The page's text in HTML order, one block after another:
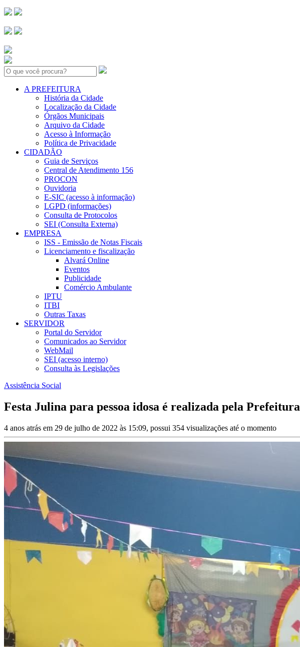
Search:
A PREFEITURA
História da Cidade
Localização da Cidade
Órgãos Municipais
Arquivo da Cidade
Acesso à Informação
Política de Privacidade
CIDADÃO
Guia de Serviços
Central de Atendimento 156
PROCON
Ouvidoria
E-SIC (acesso à informação)
LGPD (informações)
Consulta de Protocolos
SEI (Consulta Externa)
EMPRESA
ISS - Emissão de Notas Fiscais
Licenciamento e fiscalização
Alvará Online
Eventos
Publicidade
Comércio Ambulante
IPTU
ITBI
Outras Taxas
SERVIDOR
Portal do Servidor
Comunicados ao Servidor
WebMail
SEI (acesso interno)
Consulta às Legislações
Assistência Social
Festa Julina para pessoa idosa é realizada pela Prefeitura
4 anos atrás em 29 de julho de 2022 às 15:09, possui 354 visualizações até o momento